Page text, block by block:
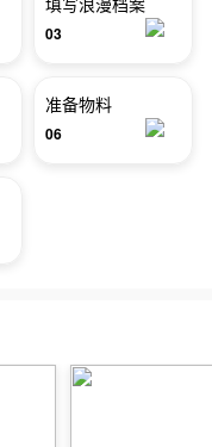
03
准备物料
06